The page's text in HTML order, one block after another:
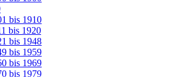
bis 1910
bis 1920
bis 1948
bis 1959
bis 1969
bis 1979